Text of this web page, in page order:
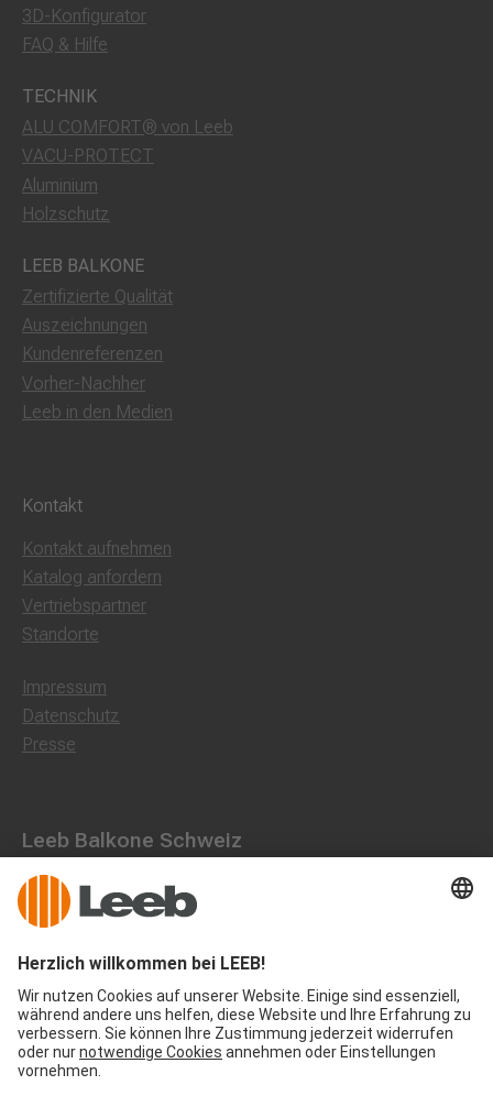
3D-Konfigurator
FAQ & Hilfe
TECHNIK
ALU COMFORT® von Leeb
VACU-PROTECT
Aluminium
Holzschutz
LEEB BALKONE
Zertifizierte Qualität
Auszeichnungen
Kundenreferenzen
Vorher-Nachher
Leeb in den Medien
Kontakt
Kontakt aufnehmen
Katalog anfordern
Vertriebspartner
Standorte
Impressum
Datenschutz
Presse
Leeb Balkone Schweiz
Landstraße 71, 8750 Glarus
055 536 16 53
office@leeb-balkone.com